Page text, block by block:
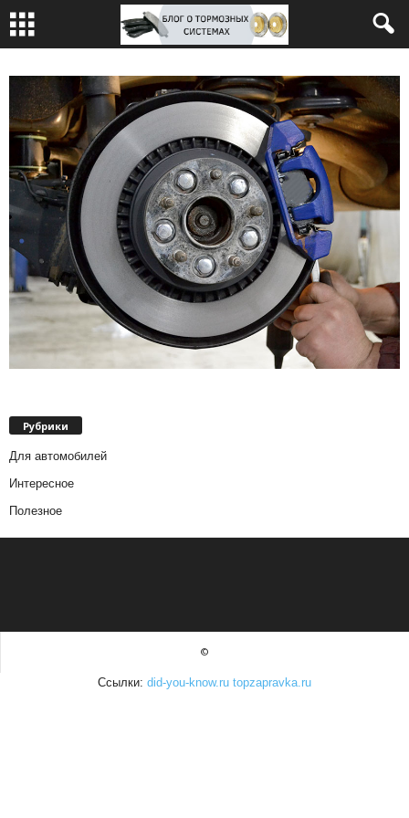
Рубрики
Для автомобилей
Интересное
Полезное
©
Ссылки: did-you-know.ru topzapravka.ru